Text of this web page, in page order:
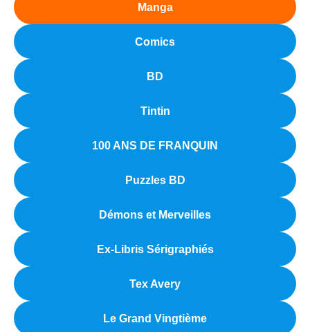
Manga
Comics
BD
Tintin
100 ANS DE FRANQUIN
Puzzles BD
Démons et Merveilles
Ex-Libris Sérigraphiés
Tex Avery
Le Grand Vingtième